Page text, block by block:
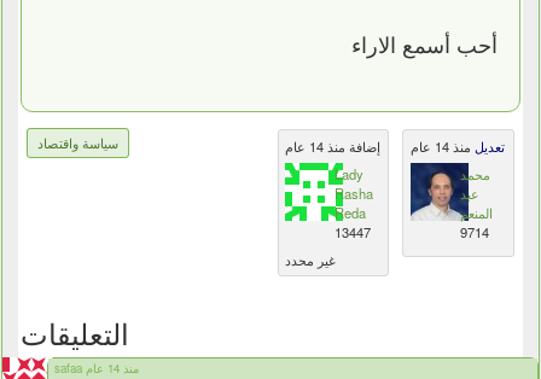
أحب أسمع الاراء
سياسة واقتصاد
إضافة منذ 14 عام
Lady
Rasha
Reda
13447
غير محدد
تعديل منذ 14 عام
محمد
عبد
المنعم
9714
التعليقات
safaa منذ 14 عام